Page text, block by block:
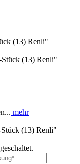
(13) Renli"
(13) Renli"
mehr
(13) Renli"